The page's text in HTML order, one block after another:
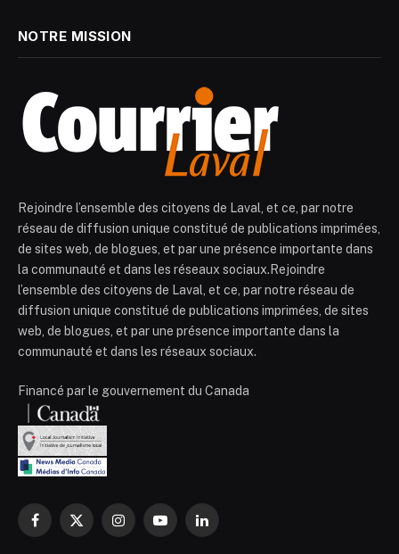
NOTRE MISSION
Rejoindre l’ensemble des citoyens de Laval, et ce, par notre
réseau de diffusion unique constitué de publications imprimées,
de sites web, de blogues, et par une présence importante dans
la communauté et dans les réseaux sociaux.Rejoindre
l’ensemble des citoyens de Laval, et ce, par notre réseau de
diffusion unique constitué de publications imprimées, de sites
web, de blogues, et par une présence importante dans la
communauté et dans les réseaux sociaux.
Financé par le gouvernement du Canada
Facebook
X
InstagramYouTubeLinkedIn